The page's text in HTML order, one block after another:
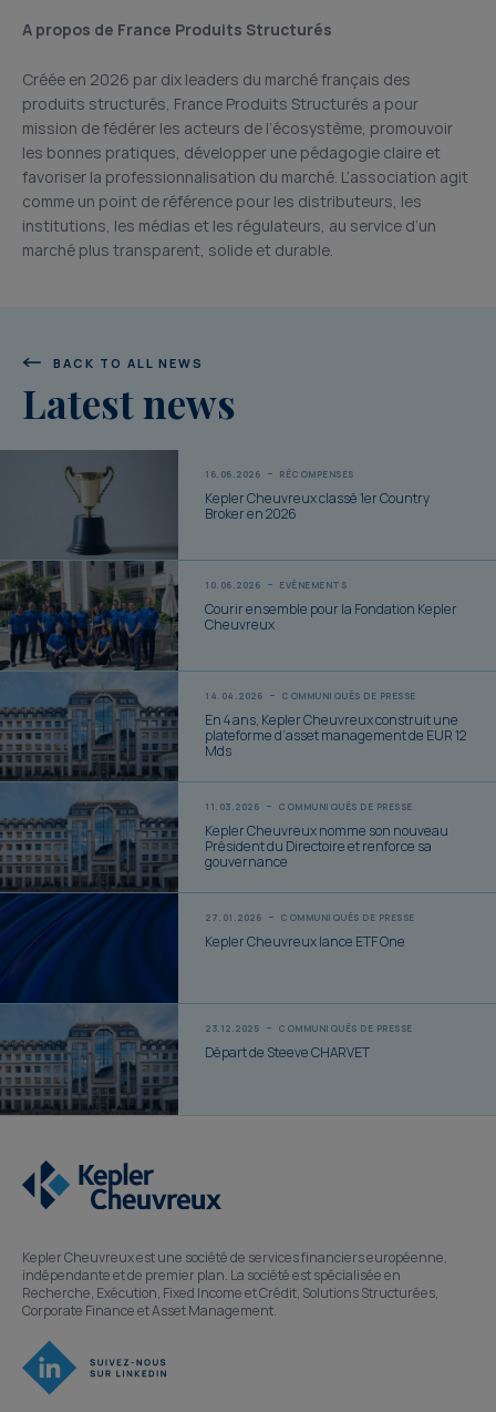
A propos de France Produits Structurés
Créée en 2026 par dix leaders du marché français des
produits structurés, France Produits Structurés a pour
mission de fédérer les acteurs de l’écosystème, promouvoir
les bonnes pratiques, développer une pédagogie claire et
favoriser la professionnalisation du marché. L’association agit
comme un point de référence pour les distributeurs, les
institutions, les médias et les régulateurs, au service d’un
marché plus transparent, solide et durable.
BACK TO ALL NEWS
Latest news
16.06.2026 RÉCOMPENSES
Kepler Cheuvreux classé 1er Country
Broker en 2026
10.06.2026 EVÉNEMENTS
Courir ensemble pour la Fondation Kepler
Cheuvreux
14.04.2026 COMMUNIQUÉS DE PRESSE
En 4 ans, Kepler Cheuvreux construit une
plateforme d’asset management de EUR 12
Mds
11.03.2026 COMMUNIQUÉS DE PRESSE
Kepler Cheuvreux nomme son nouveau
Président du Directoire et renforce sa
gouvernance
27.01.2026 COMMUNIQUÉS DE PRESSE
Kepler Cheuvreux lance ETF One
23.12.2025 COMMUNIQUÉS DE PRESSE
Départ de Steeve CHARVET
Kepler Cheuvreux est une société de services financiers européenne,
indépendante et de premier plan. La société est spécialisée en
Recherche, Exécution, Fixed Income et Crédit, Solutions Structurées,
Corporate Finance et Asset Management.